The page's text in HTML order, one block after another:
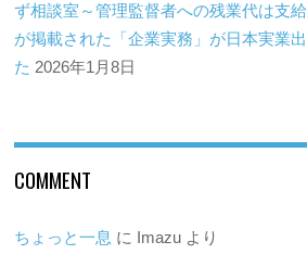
ず相談室～管理監督者への残業代は支
が掲載された「企業実務」が日本実業
た 2026年1月8日
COMMENT
ちょっと一息 に Imazu より